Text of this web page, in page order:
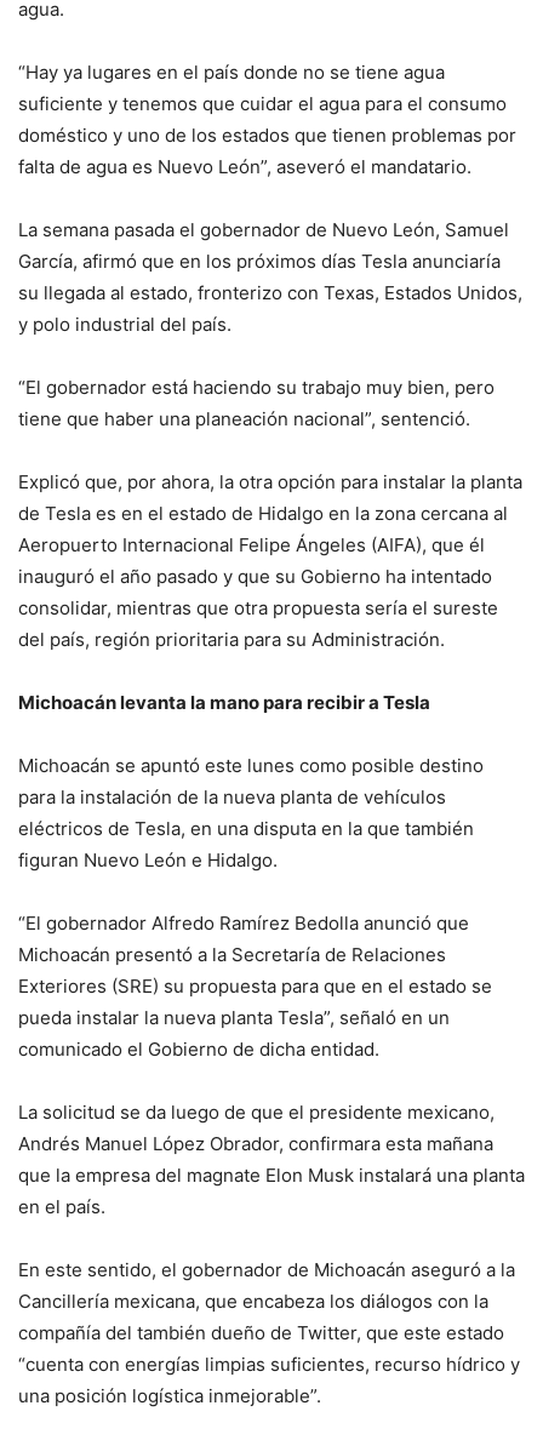
agua.
“Hay ya lugares en el país donde no se tiene agua
suficiente y tenemos que cuidar el agua para el consumo
doméstico y uno de los estados que tienen problemas por
falta de agua es Nuevo León”, aseveró el mandatario.
La semana pasada el gobernador de Nuevo León, Samuel
García, afirmó que en los próximos días Tesla anunciaría
su llegada al estado, fronterizo con Texas, Estados Unidos,
y polo industrial del país.
“El gobernador está haciendo su trabajo muy bien, pero
tiene que haber una planeación nacional”, sentenció.
Explicó que, por ahora, la otra opción para instalar la planta
de Tesla es en el estado de Hidalgo en la zona cercana al
Aeropuerto Internacional Felipe Ángeles (AIFA), que él
inauguró el año pasado y que su Gobierno ha intentado
consolidar, mientras que otra propuesta sería el sureste
del país, región prioritaria para su Administración.
Michoacán levanta la mano para recibir a Tesla
Michoacán se apuntó este lunes como posible destino
para la instalación de la nueva planta de vehículos
eléctricos de Tesla, en una disputa en la que también
figuran Nuevo León e Hidalgo.
“El gobernador Alfredo Ramírez Bedolla anunció que
Michoacán presentó a la Secretaría de Relaciones
Exteriores (SRE) su propuesta para que en el estado se
pueda instalar la nueva planta Tesla”, señaló en un
comunicado el Gobierno de dicha entidad.
La solicitud se da luego de que el presidente mexicano,
Andrés Manuel López Obrador, confirmara esta mañana
que la empresa del magnate Elon Musk instalará una planta
en el país.
En este sentido, el gobernador de Michoacán aseguró a la
Cancillería mexicana, que encabeza los diálogos con la
compañía del también dueño de Twitter, que este estado
“cuenta con energías limpias suficientes, recurso hídrico y
una posición logística inmejorable”.